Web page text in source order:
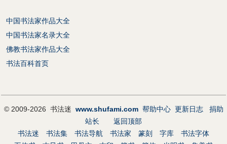
中国书法家作品大全
中国书法家名录大全
佛教书法家作品大全
书法百科首页
© 2009-2026 书法迷 www.shufami.com 帮助中心 更新日志
捐助
站长
返回顶部
书法迷
书法集 书法导航 书法家 篆刻 字库
书法字体